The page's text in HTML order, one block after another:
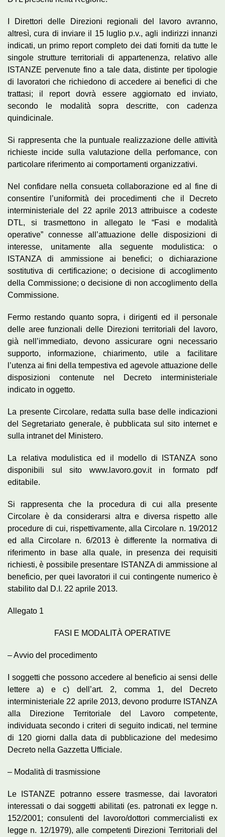
I Direttori delle Direzioni regionali del lavoro avranno,
altresì, cura di inviare il 15 luglio p.v., agli indirizzi innanzi
indicati, un primo report completo dei dati forniti da tutte le
singole strutture territoriali di appartenenza, relativo alle
ISTANZE pervenute fino a tale data, distinte per tipologie
di lavoratori che richiedono di accedere ai benefici di che
trattasi; il report dovrà essere aggiornato ed inviato,
secondo le modalità sopra descritte, con cadenza
quindicinale.
Si rappresenta che la puntuale realizzazione delle attività
richieste incide sulla valutazione della perfomance, con
particolare riferimento ai comportamenti organizzativi.
Nel confidare nella consueta collaborazione ed al fine di
consentire l’uniformità dei procedimenti che il Decreto
interministeriale del 22 aprile 2013 attribuisce a codeste
DTL, si trasmettono in allegato le “Fasi e modalità
operative” connesse all’attuazione delle disposizioni di
interesse, unitamente alla seguente modulistica: o
ISTANZA di ammissione ai benefici; o dichiarazione
sostitutiva di certificazione; o decisione di accoglimento
della Commissione; o decisione di non accoglimento della
Commissione.
Fermo restando quanto sopra, i dirigenti ed il personale
delle aree funzionali delle Direzioni territoriali del lavoro,
già nell’immediato, devono assicurare ogni necessario
supporto, informazione, chiarimento, utile a facilitare
l’utenza ai fini della tempestiva ed agevole attuazione delle
disposizioni contenute nel Decreto interministeriale
indicato in oggetto.
La presente Circolare, redatta sulla base delle indicazioni
del Segretariato generale, è pubblicata sul sito internet e
sulla intranet del Ministero.
La relativa modulistica ed il modello di ISTANZA sono
disponibili sul sito www.lavoro.gov.it in formato pdf
editabile.
Si rappresenta che la procedura di cui alla presente
Circolare è da considerarsi altra e diversa rispetto alle
procedure di cui, rispettivamente, alla Circolare n. 19/2012
ed alla Circolare n. 6/2013 è differente la normativa di
riferimento in base alla quale, in presenza dei requisiti
richiesti, è possibile presentare ISTANZA di ammissione al
beneficio, per quei lavoratori il cui contingente numerico è
stabilito dal D.I. 22 aprile 2013.
Allegato 1
FASI E MODALITÀ OPERATIVE
– Avvio del procedimento
I soggetti che possono accedere al beneficio ai sensi delle
lettere a) e c) dell’art. 2, comma 1, del Decreto
interministeriale 22 aprile 2013, devono produrre ISTANZA
alla Direzione Territoriale del Lavoro competente,
individuata secondo i criteri di seguito indicati, nel termine
di 120 giorni dalla data di pubblicazione del medesimo
Decreto nella Gazzetta Ufficiale.
– Modalità di trasmissione
Le ISTANZE potranno essere trasmesse, dai lavoratori
interessati o dai soggetti abilitati (es. patronati ex legge n.
152/2001; consulenti del lavoro/dottori commercialisti ex
legge n. 12/1979), alle competenti Direzioni Territoriali del